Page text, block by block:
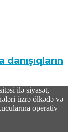
ilə siyasət,
üzrə ölkədə və
operativ